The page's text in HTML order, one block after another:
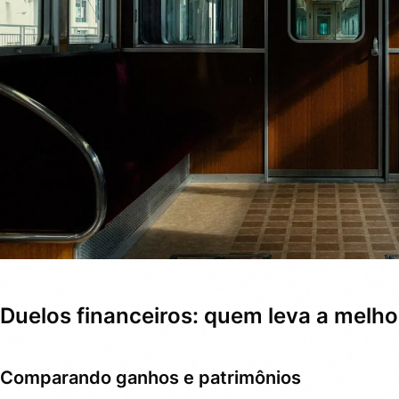
Duelos financeiros: quem leva a
Comparando ganhos e patrimônios